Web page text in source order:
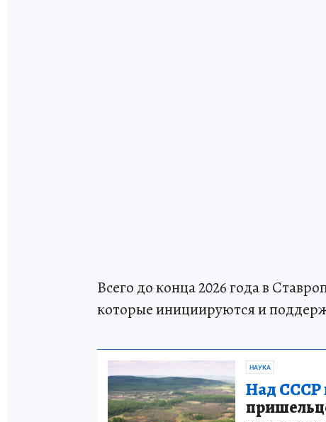
Всего до конца 2026 года в
которые инициируются и
НАУКА
Над СССР